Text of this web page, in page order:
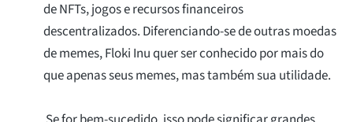
de NFTs, jogos e recursos financeiros
descentralizados. Diferenciando-se de outras moedas
de memes, Floki Inu quer ser conhecido por mais do
que apenas seus memes, mas também sua utilidade.